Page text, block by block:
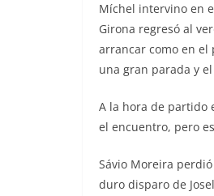
Míchel intervino en
Girona regresó al
arrancar como en el
una gran parada y
A la hora de partido
el encuentro, pero
Sávio Moreira
duro disparo de